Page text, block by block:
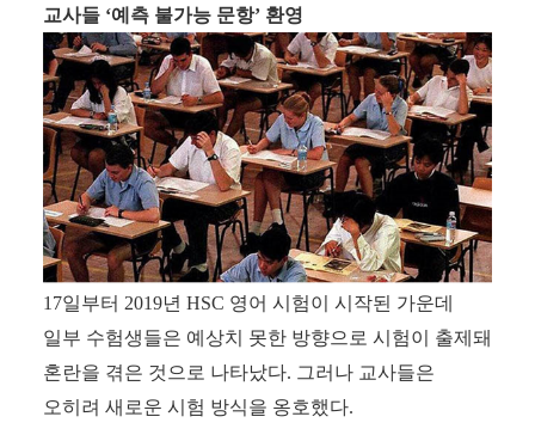
교사들 ‘예측 불가능 문항’ 환영
17일부터 2019년 HSC 영어 시험이 시작된 가운데
일부 수험생들은 예상치 못한 방향으로 시험이 출제돼
혼란을 겪은 것으로 나타났다. 그러나 교사들은
오히려 새로운 시험 방식을 옹호했다.